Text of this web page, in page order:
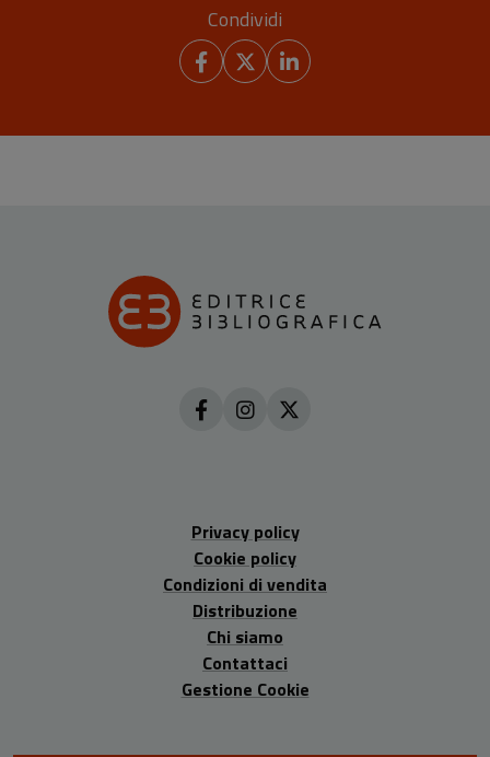
Condividi
Privacy policy
Cookie policy
Condizioni di vendita
Distribuzione
Chi siamo
Contattaci
Gestione Cookie